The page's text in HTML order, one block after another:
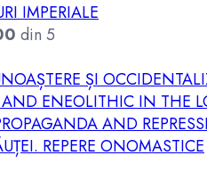
IMPERIALE
din 5
ȘI
ENEOLITHIC IN THE
AND
REPERE ONOMASTICE